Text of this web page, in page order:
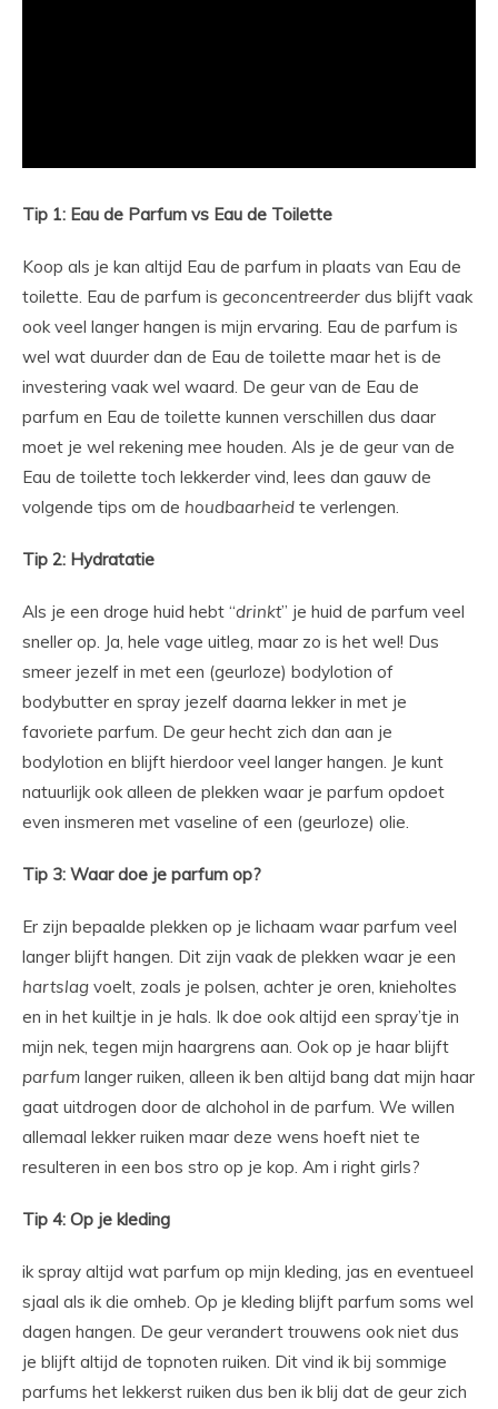
Tip 1: Eau de Parfum vs Eau de Toilette
Koop als je kan altijd Eau de parfum in plaats van Eau de
toilette. Eau de parfum is geconcentreerder dus blijft vaak
ook veel langer hangen is mijn ervaring. Eau de parfum is
wel wat duurder dan de Eau de toilette maar het is de
investering vaak wel waard. De geur van de Eau de
parfum en Eau de toilette kunnen verschillen dus daar
moet je wel rekening mee houden. Als je de geur van de
Eau de toilette toch lekkerder vind, lees dan gauw de
volgende tips om de houdbaarheid te verlengen.
Tip 2: Hydratatie
Als je een droge huid hebt “drinkt” je huid de parfum veel
sneller op. Ja, hele vage uitleg, maar zo is het wel! Dus
smeer jezelf in met een (geurloze) bodylotion of
bodybutter en spray jezelf daarna lekker in met je
favoriete parfum. De geur hecht zich dan aan je
bodylotion en blijft hierdoor veel langer hangen. Je kunt
natuurlijk ook alleen de plekken waar je parfum opdoet
even insmeren met vaseline of een (geurloze) olie.
Tip 3: Waar doe je parfum op?
Er zijn bepaalde plekken op je lichaam waar parfum veel
langer blijft hangen. Dit zijn vaak de plekken waar je een
hartslag voelt, zoals je polsen, achter je oren, knieholtes
en in het kuiltje in je hals. Ik doe ook altijd een spray’tje in
mijn nek, tegen mijn haargrens aan. Ook op je haar blijft
parfum langer ruiken, alleen ik ben altijd bang dat mijn haar
gaat uitdrogen door de alchohol in de parfum. We willen
allemaal lekker ruiken maar deze wens hoeft niet te
resulteren in een bos stro op je kop. Am i right girls?
Tip 4: Op je kleding
ik spray altijd wat parfum op mijn kleding, jas en eventueel
sjaal als ik die omheb. Op je kleding blijft parfum soms wel
dagen hangen. De geur verandert trouwens ook niet dus
je blijft altijd de topnoten ruiken. Dit vind ik bij sommige
parfums het lekkerst ruiken dus ben ik blij dat de geur zich